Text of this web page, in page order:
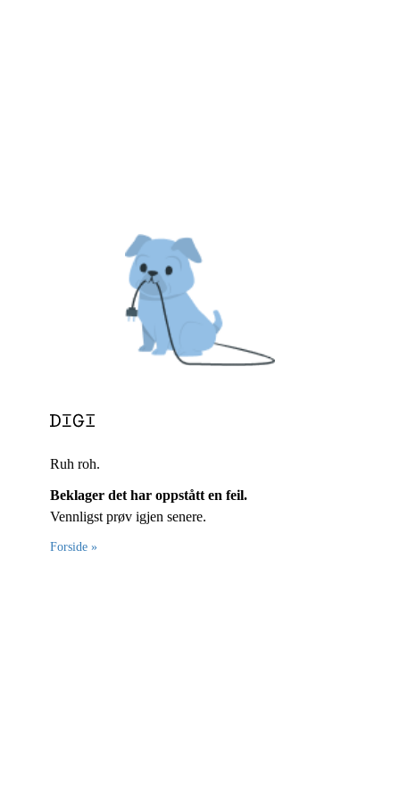
Ruh roh.
Beklager det har oppstått en feil.
Vennligst prøv igjen senere.
Forside »